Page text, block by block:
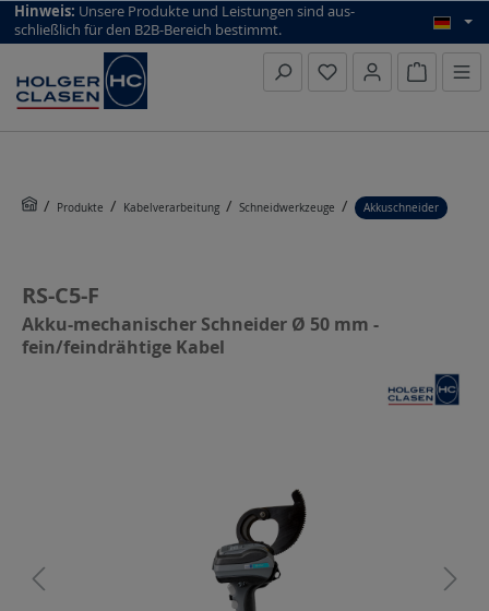
top scroll helper
Hinweis: Unsere Produkte und Leistungen sind aus­
schließlich für den B2B-Bereich bestimmt.
Produkte Kabelverarbeitung Schneidwerkzeuge Akkuschneider
RS-C5-F
Akku-mechanischer Schneider Ø 50 mm -
fein/feindrähtige Kabel